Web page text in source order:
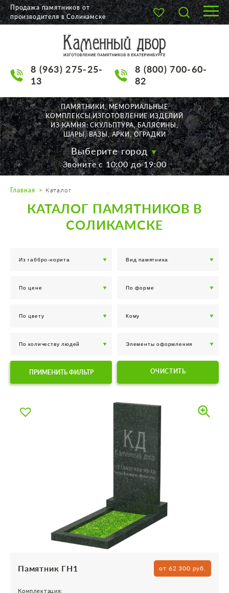
О КОМПАНИИ
НАШИ РАБОТЫ
АКЦИИ
ДОСТАВКА
КОНТАКТЫ
K2532513@yandex.ru
Пн. — Пт. с 10:00 до 19:00
Воскресенье по договор.
Продажа памятников от
производителя в Соликамске
8 (963) 275-25-
13
8 (800) 700-60-
82
ПАМЯТНИКИ, МЕМОРИАЛЬНЫЕ
КОМПЛЕКСЫ,ИЗГОТОВЛЕНИЕ ИЗДЕЛИЙ
ИЗ КАМНЯ: СКУЛЬПТУРА, БАЛЯСИНЫ,
ШАРЫ, ВАЗЫ, АРКИ, ОГРАДКИ
Выберите город
Звоните с 10:00 до 19:00
Главная Каталог
КАТАЛОГ ПАМЯТНИКОВ В
СОЛИКАМСКЕ
ПРИМЕНИТЬ ФИЛЬТР ОЧИСТИТЬ
Памятник ГН1 от 62 300 руб.
Комплектация: